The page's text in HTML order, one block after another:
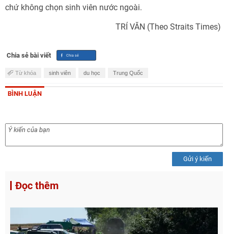
chứ không chọn sinh viên nước ngoài.
TRÍ VĂN (Theo Straits Times)
Chia sẻ bài viết
Từ khóa sinh viên du học Trung Quốc
BÌNH LUẬN
Gửi ý kiến
Đọc thêm